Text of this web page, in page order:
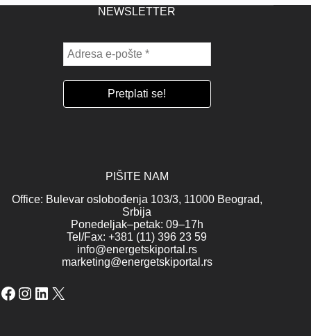
NEWSLETTER
PIŠITE NAM
Office: Bulevar oslobođenja 103/3, 11000 Beograd,
Srbija
Ponedeljak–petak: 09–17h
Tel/Fax: +381 (11) 396 23 59
info@energetskiportal.rs
marketing@energetskiportal.rs
Facebook
Instagram
LinkedIn
X